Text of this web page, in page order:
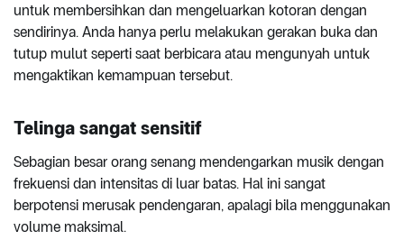
untuk membersihkan dan mengeluarkan kotoran dengan
sendirinya. Anda hanya perlu melakukan gerakan buka dan
tutup mulut seperti saat berbicara atau mengunyah untuk
mengaktikan kemampuan tersebut.
Telinga sangat sensitif
Sebagian besar orang senang mendengarkan musik dengan
frekuensi dan intensitas di luar batas. Hal ini sangat
berpotensi merusak pendengaran, apalagi bila menggunakan
volume maksimal.